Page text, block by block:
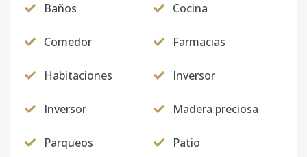
Baños Cocina
Comedor Farmacias
Habitaciones Inversor
Inversor Madera preciosa
Parqueos Patio